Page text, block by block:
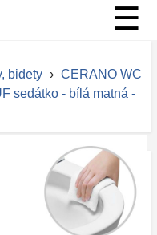
☰
bidety › CERANO WC
sedátko - bílá matná -